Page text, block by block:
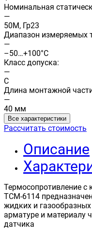
Номинальная
—
50М, Гр23
Диапазон измеряемых
—
–50…+100°C
Класс допуска:
—
C
Длина монтажной
—
40 мм
Все характеристики
Рассчитать стоимость
Описание
Термосопротивление с
ТСМ-6114
жидких и
арматуре и материалу
датчика